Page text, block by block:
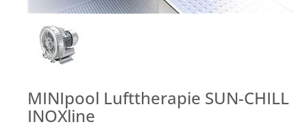
MINIpool Lufttherapie SUN-CHILL
INOXline